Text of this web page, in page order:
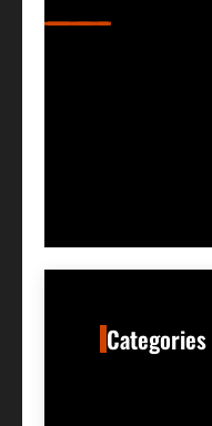
Categories